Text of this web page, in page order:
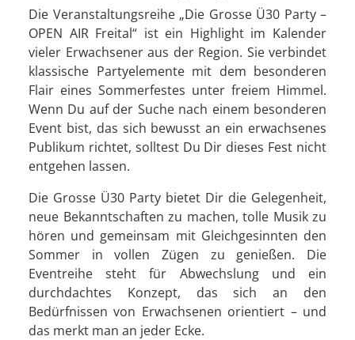
Die Veranstaltungsreihe „Die Grosse Ü30 Party –
OPEN AIR Freital“ ist ein Highlight im Kalender
vieler Erwachsener aus der Region. Sie verbindet
klassische Partyelemente mit dem besonderen
Flair eines Sommerfestes unter freiem Himmel.
Wenn Du auf der Suche nach einem besonderen
Event bist, das sich bewusst an ein erwachsenes
Publikum richtet, solltest Du Dir dieses Fest nicht
entgehen lassen.
Die Grosse Ü30 Party bietet Dir die Gelegenheit,
neue Bekanntschaften zu machen, tolle Musik zu
hören und gemeinsam mit Gleichgesinnten den
Sommer in vollen Zügen zu genießen. Die
Eventreihe steht für Abwechslung und ein
durchdachtes Konzept, das sich an den
Bedürfnissen von Erwachsenen orientiert – und
das merkt man an jeder Ecke.